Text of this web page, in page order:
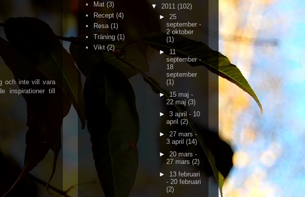
och inte vill vara
till
Mat (3)
Recept (4)
Resa (1)
Träning (1)
Vikt (2)
▼ 2011 (102)
► 25
september -
2 oktober
(1)
► 11
september -
18
september
(1)
► 15 maj -
22 maj (3)
► 3 april - 10
april (2)
► 27 mars -
3 april (14)
► 20 mars -
27 mars (2)
► 13 februari
- 20 februari
(2)